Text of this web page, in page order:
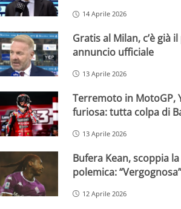
14 Aprile 2026
Gratis al Milan, c’è già
annuncio ufficiale
13 Aprile 2026
Terremoto in MotoGP,
furiosa: tutta colpa di
13 Aprile 2026
Bufera Kean, scoppia la
polemica: “Vergognosa”
12 Aprile 2026